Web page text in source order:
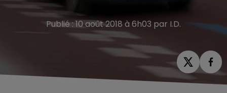
Publié : 10 août 2018 à 6h03 par I.D.